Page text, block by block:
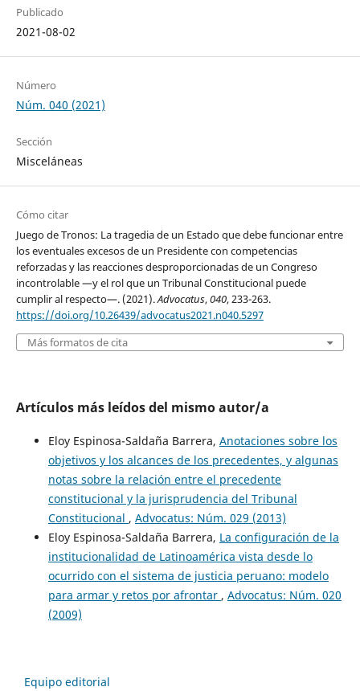
Publicado
2021-08-02
Número
Núm. 040 (2021)
Sección
Misceláneas
Cómo citar
Juego de Tronos: La tragedia de un Estado que debe funcionar entre
los eventuales excesos de un Presidente con competencias
reforzadas y las reacciones desproporcionadas de un Congreso
incontrolable —y el rol que un Tribunal Constitucional puede
cumplir al respecto—. (2021).Advocatus,040, 233-263.
https://doi.org/10.26439/advocatus2021.n040.5297
Más formatos de cita
Artículos más leídos del mismo autor/a
Eloy Espinosa-Saldaña Barrera, Anotaciones sobre los
objetivos y los alcances de los precedentes, y algunas
notas sobre la relación entre el precedente
constitucional y la jurisprudencia del Tribunal
Constitucional , Advocatus: Núm. 029 (2013)
Eloy Espinosa-Saldaña Barrera, La configuración de la
institucionalidad de Latinoamérica vista desde lo
ocurrido con el sistema de justicia peruano: modelo
para armar y retos por afrontar , Advocatus: Núm. 020
(2009)
Equipo editorial